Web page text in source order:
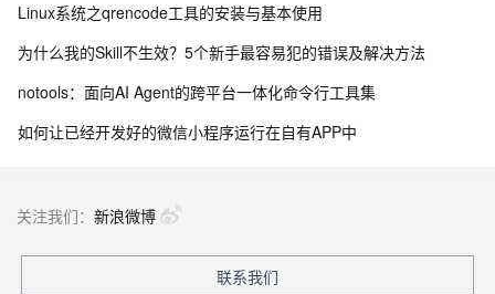
Linux系统之qrencode工具的安装与基本使用
为什么我的Skill不生效？5个新手最容易犯的错误及解决方法
notools：面向AI Agent的跨平台一体化命令行工具集
如何让已经开发好的微信小程序运行在自有APP中
关注我们： 新浪微博
联系我们